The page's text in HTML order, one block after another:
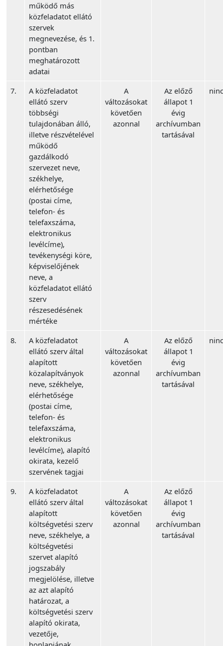
működő más
közfeladatot ellátó
szervek
megnevezése, és 1.
pontban
meghatározott
adatai
7.
A közfeladatot
ellátó szerv
többségi
tulajdonában álló,
illetve részvételével
működő
gazdálkodó
szervezet neve,
székhelye,
elérhetősége
(postai címe,
telefon- és
telefaxszáma,
elektronikus
levélcíme),
tevékenységi köre,
képviselőjének
neve, a
közfeladatot ellátó
szerv
részesedésének
mértéke
A
változásokat
követően
azonnal
Az előző
állapot 1
évig
archívumban
tartásával
8.
A közfeladatot
ellátó szerv által
alapított
közalapítványok
neve, székhelye,
elérhetősége
(postai címe,
telefon- és
telefaxszáma,
elektronikus
levélcíme), alapító
okirata, kezelő
szervének tagjai
A
változásokat
követően
azonnal
Az előző
állapot 1
évig
archívumban
tartásával
9.
A közfeladatot
ellátó szerv által
alapított
költségvetési szerv
neve, székhelye, a
költségvetési
szervet alapító
jogszabály
megjelölése, illetve
az azt alapító
határozat, a
költségvetési szerv
alapító okirata,
vezetője,
A
változásokat
követően
azonnal
Az előző
állapot 1
évig
archívumban
tartásával